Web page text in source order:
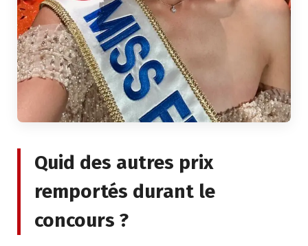
Quid des autres prix
remportés durant le
concours ?